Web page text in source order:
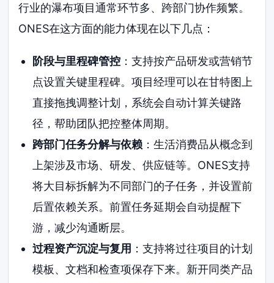
行业的瀑布项目通常环节多、跨部门协作频繁。
ONES在这方面的能力体现在以下几点：
阶段与里程碑管控：支持按产品研发或营销节
点设置关键里程碑。项目经理可以在甘特图上
直接拖拽调整计划，系统会自动计算关键路
径，帮助团队把控整体周期。
跨部门任务分解与依赖：生活消费品从概念到
上架涉及市场、研发、供应链等。ONES支持
将大目标拆解为不同部门的子任务，并设置前
后置依赖关系。前置任务延期会自动提醒下
游，减少沟通断层。
过程资产沉淀与复用 ：支持将过往项目的计划
模板、文档和检查项保存下来。新开同类产品